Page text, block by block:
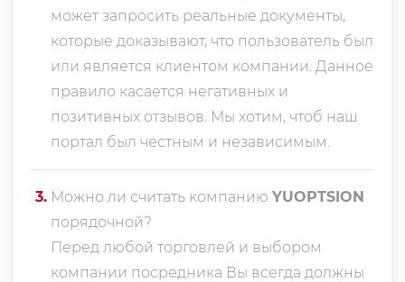
может запросить реальные документы,
которые доказывают, что пользователь был
или является клиентом компании. Данное
правило касается негативных и
позитивных отзывов. Мы хотим, чтоб наш
портал был честным и независимым.
3. Можно ли считать компанию YUOPTSION
порядочной?
Перед любой торговлей и выбором
компании посредника Вы всегда должны